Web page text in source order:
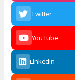
Twitter
YouTube
Linkedin